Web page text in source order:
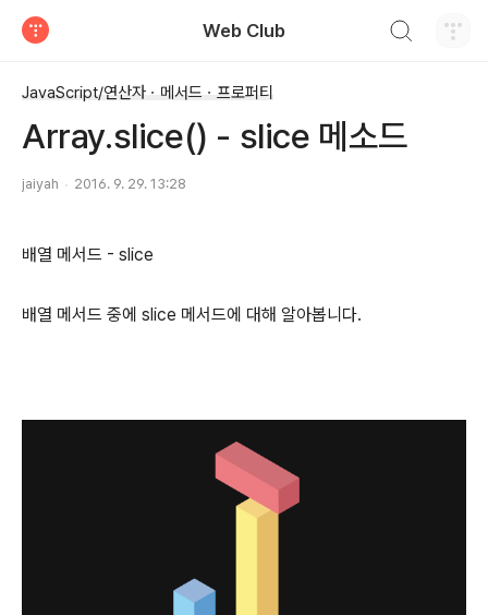
Web Club
JavaScript/연산자ㆍ메서드ㆍ프로퍼티
Array.slice() - slice 메소드
jaiyah 2016. 9. 29. 13:28
배열 메서드 - slice
배열 메서드 중에 slice 메서드에 대해 알아봅니다.